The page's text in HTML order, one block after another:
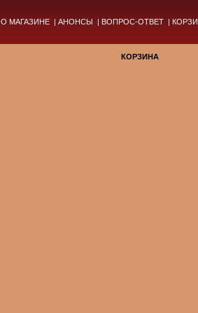
О МАГАЗИНЕ | АНОНСЫ | ВОПРОС-ОТВЕТ |
КОРЗИНА